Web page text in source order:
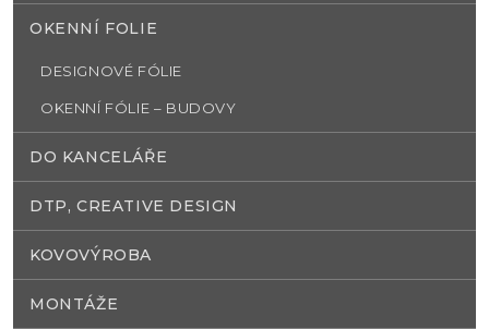
OKENNÍ FOLIE
DESIGNOVÉ FÓLIE
OKENNÍ FÓLIE – BUDOVY
DO KANCELÁŘE
DTP, CREATIVE DESIGN
KOVOVÝROBA
MONTÁŽE